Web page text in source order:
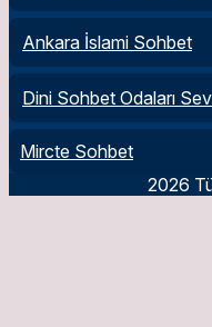
Ankara İslami Sohbet
Dini Sohbet Odaları
Mircte Sohbet
2026